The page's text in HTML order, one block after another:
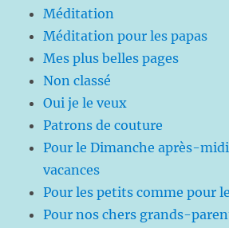
Méditation
Méditation pour les papas
Mes plus belles pages
Non classé
Oui je le veux
Patrons de couture
Pour le Dimanche après-
vacances
Pour les petits comme pour
Pour nos chers grands-